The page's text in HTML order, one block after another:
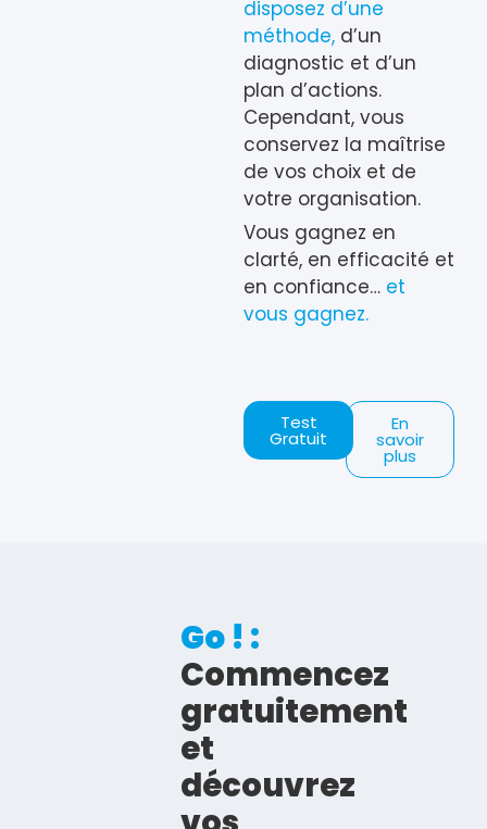
disposez d’une
méthode, d’un
diagnostic et d’un
plan d’actions.
Cependant, vous
conservez la maîtrise
de vos choix et de
votre organisation.
Vous gagnez en
clarté, en efficacité et
en confiance… et
vous gagnez.
Test
Gratuit
En
savoir
plus
Go ! :
Commencez
gratuitement
et
découvrez